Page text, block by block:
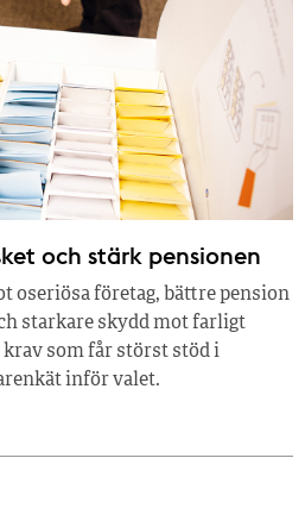
och stärk pensionen
oseriösa företag, bättre pension
starkare skydd mot farligt
krav som får störst stöd i
inför valet.